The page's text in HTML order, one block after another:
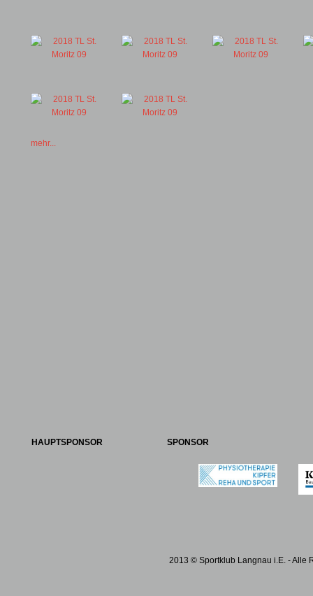
mehr...
HAUPTSPONSOR SPONSOR
2013 © Sportklub Langnau i.E. - Alle